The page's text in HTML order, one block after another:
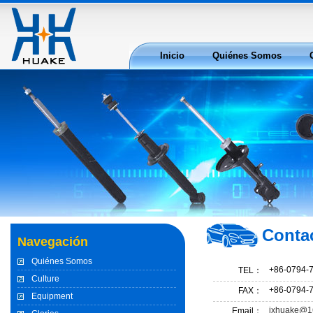
Inicio Quiénes Somos
Contacto
TEL： +86-0794-
FAX： +86-0794-
Email：
Navegación
Quiénes Somos
Culture
Equipment